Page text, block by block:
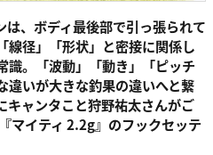
は、ボディ最後部で引っ張られて
線径」「形状」と密接に関係し
識。「波動」「動き」「ピッチ
違いが大きな釣果の違いへと繋
キャンタこと狩野祐太さんがご
マイティ 2.2g』のフックセッテ